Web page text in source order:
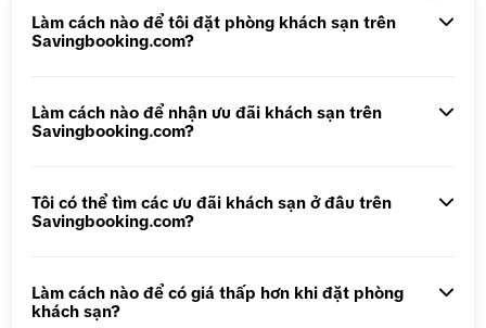
Tour 1 ngày Động Thiên Đường
Tour 1 Ngày Động Phong Nha
Làm cách nào để tôi đặt phòng khách sạn trên
Savingbooking.com?
Làm cách nào để nhận ưu đãi khách sạn trên
Savingbooking.com?
Tôi có thể tìm các ưu đãi khách sạn ở đâu trên
Savingbooking.com?
Làm cách nào để có giá thấp hơn khi đặt phòng
khách sạn?